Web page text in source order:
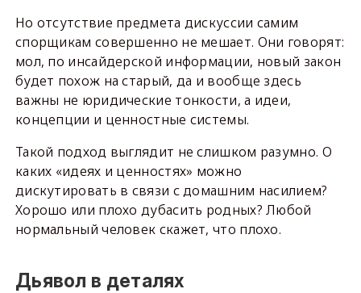
Но отсутствие предмета дискуссии самим
спорщикам совершенно не мешает. Они говорят:
мол, по инсайдерской информации, новый закон
будет похож на старый, да и вообще здесь
важны не юридические тонкости, а идеи,
концепции и ценностные системы.
Такой подход выглядит не слишком разумно. О
каких «идеях и ценностях» можно
дискутировать в связи с домашним насилием?
Хорошо или плохо дубасить родных? Любой
нормальный человек скажет, что плохо.
Дьявол в деталях